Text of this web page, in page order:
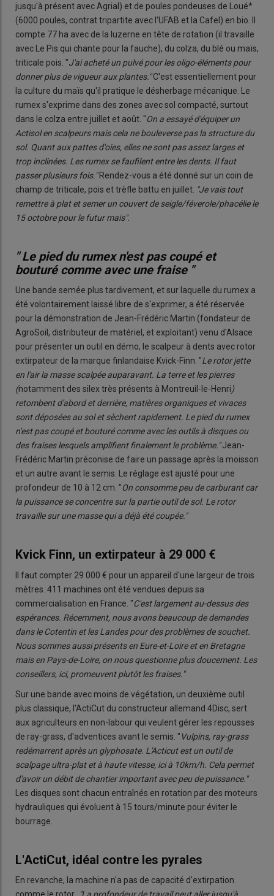
jusqu'à présent avec Agrial) et de poules pondeuses de Loué*
(6000 poules, contrat tripartite avec l'UFAB et la Cafel) en bio. Il
compte 77 ha avec de la luzerne en tête de rotation (il travaille
avec Le Pis qui chante pour la fauche), du colza, du blé ou maïs,
triticale pois. "J'ai acheté un pulvé pour les oligo-éléments pour
donner plus de vigueur aux plantes."C'est essentiellement pour
la culture du maïs qu'il pratique le désherbage mécanique. Le
rumex s'exprime dans des zones avec sol compacté, surtout
dans le colza entre juillet et août. "On a essayé d'équiper un
Actisol en scalpeurs mais cela ne bouleverse pas la structure du
sol. Quant aux pattes d'oies, elles ne sont pas assez larges et
trop inclinées. Les rumex se faufilent entre les dents. Il faut
passer plusieurs fois."Rendez-vous a été donné sur un coin de
champ de triticale, pois et trèfle battu en juillet. "Je vais tout
remettre à plat et semer un couvert de seigle/féverole/phacélie le
15 octobre pour le futur maïs".
" Le pied du rumex n'est pas coupé et
bouturé comme avec une fraise "
Une bande semée plus tardivement, et sur laquelle du rumex a
été volontairement laissé libre de s'exprimer, a été réservée
pour la démonstration de Jean-Frédéric Martin (fondateur de
AgroSoil, distributeur de matériel, et exploitant) venu d'Alsace
pour présenter un outil en démo, le scalpeur à dents avec rotor
extirpateur de la marque finlandaise Kvick-Finn. "Le rotor jette
en l'air la masse scalpée auparavant. La terre et les pierres
(notamment des silex très présents à Montreuil-le-Henri)
retombent d'abord et derrière, matières organiques et vivaces
sont déposées au sol et sèchent rapidement. Le pied du rumex
n'est pas coupé et bouturé comme avec les outils à disques ou
des fraises lesquels amplifient finalement le problème."Jean-
Frédéric Martin préconise de faire un passage après la moisson
et un autre avant le semis. Le réglage est ajusté pour une
profondeur de 10 à 12 cm. "On consomme peu de carburant car
la puissance se concentre sur la partie outil de sol. Le rotor
travaille sur une masse qui a déjà été coupée."
Kvick Finn, un extirpateur à 29 000 €
Il faut compter 29 000 € pour un appareil d'une largeur de trois
mètres. 411 machines ont été vendues depuis sa
commercialisation en France. "C'est largement au-dessus des
espérances. Récemment, nous avons beaucoup de demandes
dans le Cotentin et les Landes pour des problèmes de souchet.
Nous sommes aussi présents en Eure-et-Loire et en Bretagne
mais en Pays-de-Loire, on nous questionne plus doucement. Les
conseillers, ici, promeuvent plutôt les fraises."
Sur une bande avec moins de végétation, un deuxième outil
plus classique, l'ActiCut du constructeur allemand 4Disc, sert
aux agriculteurs en non-labour qui veulent gérer les repousses
de ray-grass, d'adventices avant le semis. "Vulpins, ray-grass
redémarrent après un glyphosate. L'Acticut est un outil de
scalpage ultra-plat et à haute vitesse, ici à 10km/h. Cela permet
d'avoir un débit de chantier important avec peu de puissance."
Les disques sont chacun entraînés en rotation par des moteurs
hydrauliques qui évoluent à 15 tours/minute pour éviter le
bourrage.
L'ActiCut, idéal contre les pyrales
En revanche, la machine n'a pas de capacité d'extirpation